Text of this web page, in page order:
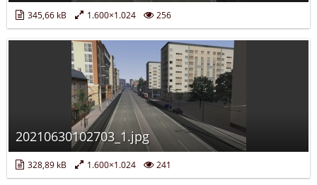
345,66 kB 1.600×1.024 256
20210630102703_1.jpg
328,89 kB 1.600×1.024 241